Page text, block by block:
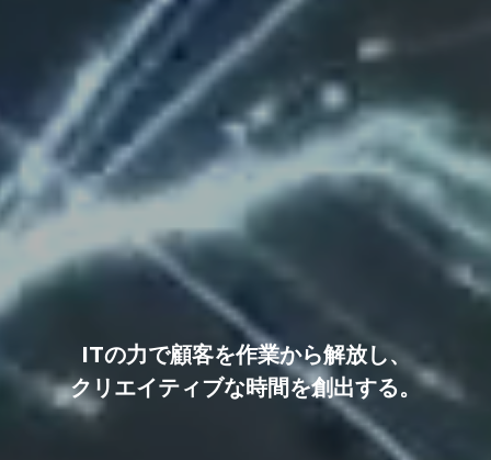
ITの力で顧客を作業から解放し、
クリエイティブな時間を創出する。